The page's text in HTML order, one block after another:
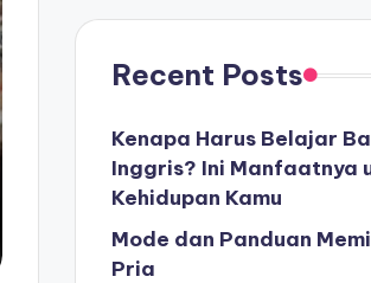
Recent Posts
Kenapa Harus Belajar
Inggris? Ini Manfaatnya
Kehidupan Kamu
Mode dan Panduan
Pria